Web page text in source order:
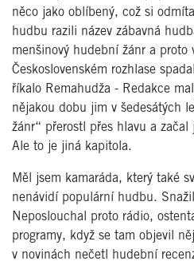
něco jako oblíbený, což si
hudbu razili název zábavná
menšinový hudební žánr a proto
Československém rozhlase
říkalo Remahudža - Redakce
nějakou dobu jim v šedesátých
žánr“ přerostl přes hlavu a
Ale to je jiná kapitola.
Měl jsem kamaráda, který také
nenávidí populární hudbu.
Neposlouchal proto rádio,
programy, když se tam objevil
v novinách nečetl hudební